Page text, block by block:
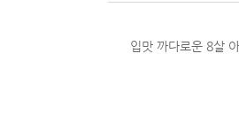
입맛 까다로운 8살